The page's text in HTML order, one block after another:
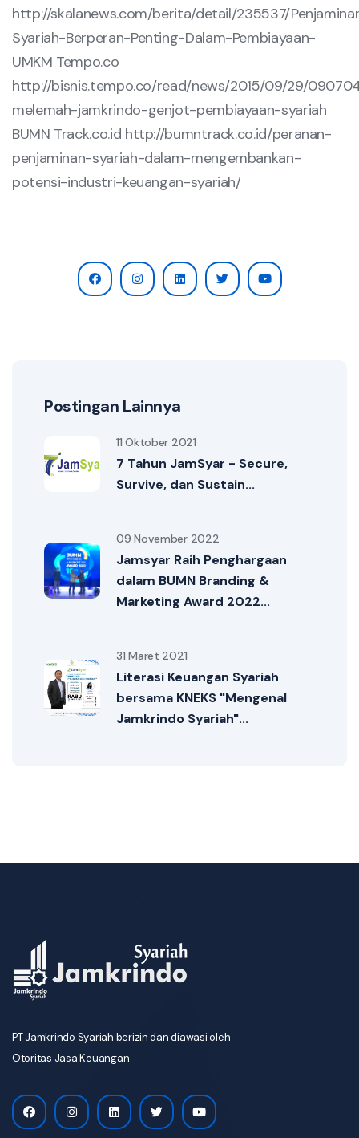
http://skalanews.com/berita/detail/235537/
Syariah-Berperan-Penting-Dalam-Pembiayaan-
UMKM Tempo.co
http://bisnis.tempo.co/read/news/2015/09/29/
melemah-jamkrindo-genjot-pembiayaan-syariah
BUMN Track.co.id http://bumntrack.co.id/peranan-
penjaminan-syariah-dalam-mengembankan-
potensi-industri-keuangan-syariah/
Postingan Lainnya
11 Oktober 2021
7 Tahun JamSyar - Secure,
Survive, dan Sustain...
09 November 2022
Jamsyar Raih Penghargaan
dalam BUMN Branding &
Marketing Award 2022...
31 Maret 2021
Literasi Keuangan Syariah
bersama KNEKS "Mengenal
Jamkrindo Syariah"...
PT Jamkrindo Syariah berizin dan diawasi oleh
Otoritas Jasa Keuangan